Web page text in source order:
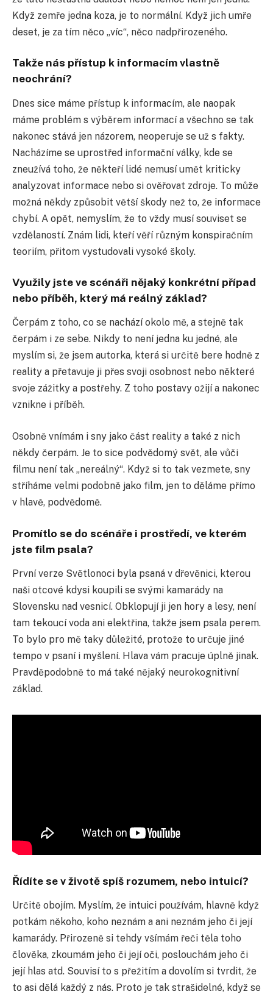
Když zemře jedna koza, je to normální. Když jich umře
deset, je za tím něco „víc“, něco nadpřirozeného.
Takže nás přístup k informacím vlastně
neochrání?
Dnes sice máme přístup k informacím, ale naopak
máme problém s výběrem informací a všechno se tak
nakonec stává jen názorem, neoperuje se už s fakty.
Nacházíme se uprostřed informační války, kde se
zneužívá toho, že někteří lidé nemusí umět kriticky
analyzovat informace nebo si ověřovat zdroje. To může
možná někdy způsobit větší škody než to, že informace
chybí. A opět, nemyslím, že to vždy musí souviset se
vzdělaností. Znám lidi, kteří věří různým konspiračním
teoriím, přitom vystudovali vysoké školy.
Využily jste ve scénáři nějaký konkrétní případ
nebo příběh, který má reálný základ?
Čerpám z toho, co se nachází okolo mě, a stejně tak
čerpám i ze sebe. Nikdy to není jedna ku jedné, ale
myslím si, že jsem autorka, která si určitě bere hodně z
reality a přetavuje ji přes svoji osobnost nebo některé
svoje zážitky a postřehy. Z toho postavy ožijí a nakonec
vznikne i příběh.
Osobně vnímám i sny jako část reality a také z nich
někdy čerpám. Je to sice podvědomý svět, ale vůči
filmu není tak „nereálný“. Když si to tak vezmete, sny
stříháme velmi podobně jako film, jen to děláme přímo
v hlavě, podvědomě.
Promítlo se do scénáře i prostředí, ve kterém
jste film psala?
První verze Světlonoci byla psaná v dřevěnici, kterou
naši otcové kdysi koupili se svými kamarády na
Slovensku nad vesnicí. Obklopují ji jen hory a lesy, není
tam tekoucí voda ani elektřina, takže jsem psala perem.
To bylo pro mě taky důležité, protože to určuje jiné
tempo v psaní i myšlení. Hlava vám pracuje úplně jinak.
Pravděpodobně to má také nějaký neurokognitivní
základ.
Řídíte se v životě spíš rozumem, nebo intuicí?
Určitě obojím. Myslím, že intuici používám, hlavně když
potkám někoho, koho neznám a ani neznám jeho či její
kamarády. Přirozeně si tehdy všímám řeči těla toho
člověka, zkoumám jeho či její oči, poslouchám jeho či
její hlas atd. Souvisí to s přežitím a dovolím si tvrdit, že
to asi dělá každý z nás. Proto je tak strašidelné, když se